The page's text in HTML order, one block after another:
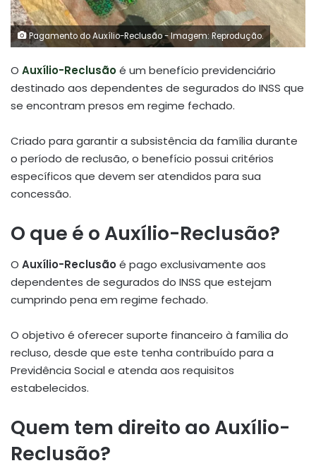
Pagamento do Auxílio-Reclusão - Imagem: Reprodução.
O Auxílio-Reclusãoé um benefício previdenciário
destinado aos dependentes de segurados do INSS que
se encontram presos em regime fechado.
Criado para garantir a subsistência da família durante
o período de reclusão, o benefício possui critérios
específicos que devem ser atendidos para sua
concessão.
O que é o Auxílio-Reclusão?
O Auxílio-Reclusão é pago exclusivamente aos
dependentes de segurados do INSS que estejam
cumprindo pena em regime fechado.
O objetivo é oferecer suporte financeiro à família do
recluso, desde que este tenha contribuído para a
Previdência Social e atenda aos requisitos
estabelecidos.
Quem tem direito ao Auxílio-
Reclusão?